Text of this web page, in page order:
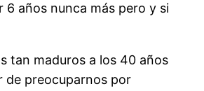
6 años nunca más pero y si
tan maduros a los 40 años
de preocuparnos por